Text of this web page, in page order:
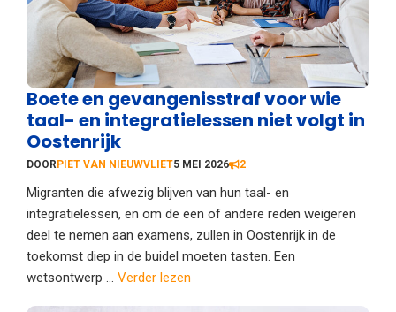
Boete en gevangenisstraf voor wie
taal- en integratielessen niet volgt in
Oostenrijk
DOORPIET VAN NIEUWVLIET5 MEI 2026 2
Migranten die afwezig blijven van hun taal- en
integratielessen, en om de een of andere reden weigeren
deel te nemen aan examens, zullen in Oostenrijk in de
toekomst diep in de buidel moeten tasten. Een
wetsontwerp ... Verder lezen